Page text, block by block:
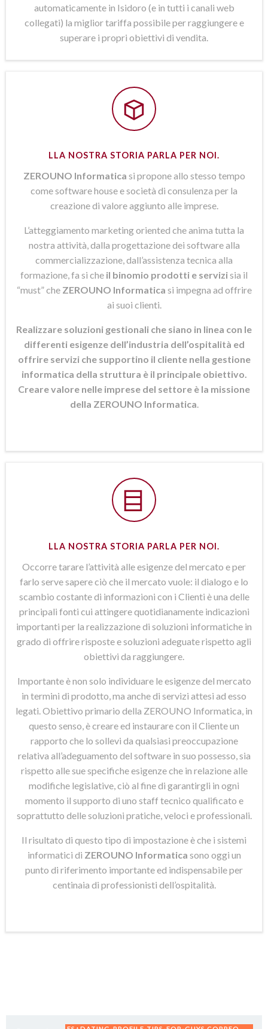
automaticamente in Isidoro (e in tutti i canali web
collegati) la miglior tariffa possibile per raggiungere e
superare i propri obiettivi di vendita.
LLA NOSTRA STORIA PARLA PER NOI.
ZEROUNO Informatica si propone allo stesso tempo
come software house e società di consulenza per la
creazione di valore aggiunto alle imprese.
L’atteggiamento marketing oriented che anima tutta la
nostra attività, dalla progettazione dei software alla
commercializzazione, dall’assistenza tecnica alla
formazione, fa si che il binomio prodotti e servizisia il
“must” che ZEROUNO Informatica si impegna ad offrire
ai suoi clienti.
Realizzare soluzioni gestionali che siano in linea con le
differenti esigenze dell’industria dell’ospitalità ed
offrire servizi che supportino il cliente nella gestione
informatica della struttura è il principale obiettivo.
Creare valore nelle imprese del settore è la missione
della ZEROUNO Informatica
LLA NOSTRA STORIA PARLA PER NOI.
Occorre tarare l’attività alle esigenze del mercato e per
farlo serve sapere ciò che il mercato vuole: il dialogo e lo
scambio costante di informazioni con i Clienti è una delle
principali fonti cui attingere quotidianamente indicazioni
importanti per la realizzazione di soluzioni informatiche in
grado di offrire risposte e soluzioni adeguate rispetto agli
obiettivi da raggiungere.
Importante è non solo individuare le esigenze del mercato
in termini di prodotto, ma anche di servizi attesi ad esso
legati. Obiettivo primario della ZEROUNO Informatica, in
questo senso, è creare ed instaurare con il Cliente un
rapporto che lo sollevi da qualsiasi preoccupazione
relativa all’adeguamento del software in suo possesso, sia
rispetto alle sue specifiche esigenze che in relazione alle
modifiche legislative, ciò al fine di garantirgli in ogni
momento il supporto di uno staff tecnico qualificato e
soprattutto delle soluzioni pratiche, veloci e professionali.
Il risultato di questo tipo di impostazione è che i sistemi
informatici di ZEROUNO Informatica sono oggi un
punto di riferimento importante ed indispensabile per
centinaia di professionisti dell’ospitalità.